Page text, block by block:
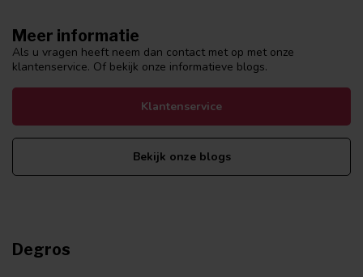
Meer informatie
Als u vragen heeft neem dan contact met op met onze
klantenservice. Of bekijk onze informatieve blogs.
Klantenservice
Bekijk onze blogs
Degros